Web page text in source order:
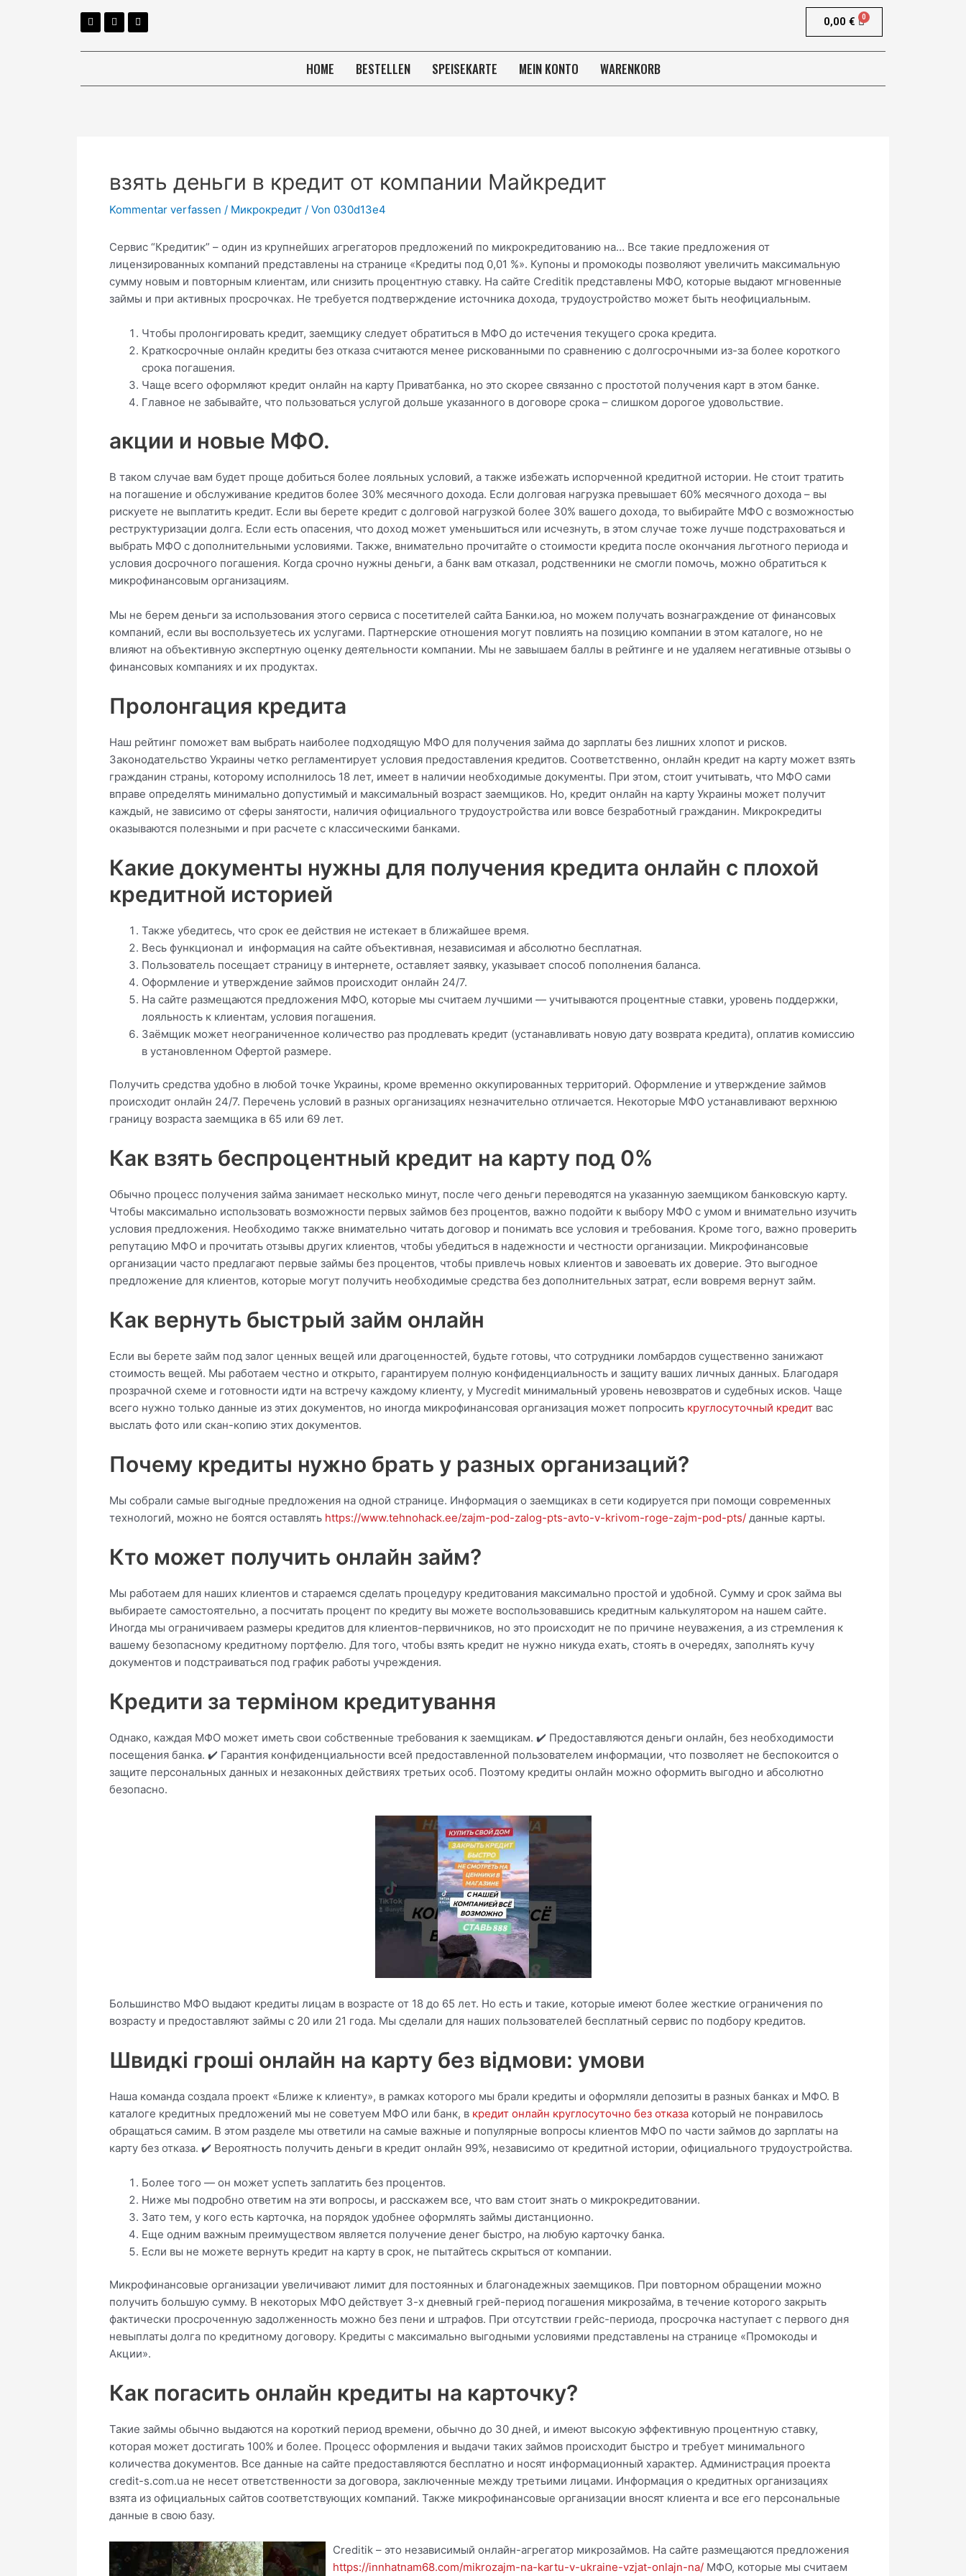
0,00 €
HOME BESTELLEN SPEISEKARTE MEIN KONTO WARENKORB
взять деньги в кредит от компании Майкредит
Kommentar verfassen / Микрокредит / Von 030d13e4
Сервис “Кредитик” – один из крупнейших агрегаторов предложений по микрокредитованию на… Все такие предложения от
лицензированных компаний представлены на странице «Кредиты под 0,01 %». Купоны и промокоды позволяют увеличить максимальную
сумму новым и повторным клиентам, или снизить процентную ставку. На сайте Creditik представлены МФО, которые выдают мгновенные
займы и при активных просрочках. Не требуется подтверждение источника дохода, трудоустройство может быть неофициальным.
Чтобы пролонгировать кредит, заемщику следует обратиться в МФО до истечения текущего срока кредита.
Краткосрочные онлайн кредиты без отказа считаются менее рискованными по сравнению с долгосрочными из-за более короткого
срока погашения.
Чаще всего оформляют кредит онлайн на карту Приватбанка, но это скорее связанно с простотой получения карт в этом банке.
Главное не забывайте, что пользоваться услугой дольше указанного в договоре срока – слишком дорогое удовольствие.
акции и новые МФО.
В таком случае вам будет проще добиться более лояльных условий, а также избежать испорченной кредитной истории. Не стоит тратить
на погашение и обслуживание кредитов более 30% месячного дохода. Если долговая нагрузка превышает 60% месячного дохода – вы
рискуете не выплатить кредит. Если вы берете кредит с долговой нагрузкой более 30% вашего дохода, то выбирайте МФО с возможностью
реструктуризации долга. Если есть опасения, что доход может уменьшиться или исчезнуть, в этом случае тоже лучше подстраховаться и
выбрать МФО с дополнительными условиями. Также, внимательно прочитайте о стоимости кредита после окончания льготного периода и
условия досрочного погашения. Когда срочно нужны деньги, а банк вам отказал, родственники не смогли помочь, можно обратиться к
микрофинансовым организациям.
Мы не берем деньги за использования этого сервиса с посетителей сайта Банки.юа, но можем получать вознаграждение от финансовых
компаний, если вы воспользуетесь их услугами. Партнерские отношения могут повлиять на позицию компании в этом каталоге, но не
влияют на объективную экспертную оценку деятельности компании. Мы не завышаем баллы в рейтинге и не удаляем негативные отзывы о
финансовых компаниях и их продуктах.
Пролонгация кредита
Наш рейтинг поможет вам выбрать наиболее подходящую МФО для получения займа до зарплаты без лишних хлопот и рисков.
Законодательство Украины четко регламентирует условия предоставления кредитов. Соответственно, онлайн кредит на карту может взять
гражданин страны, которому исполнилось 18 лет, имеет в наличии необходимые документы. При этом, стоит учитывать, что МФО сами
вправе определять минимально допустимый и максимальный возраст заемщиков. Но, кредит онлайн на карту Украины может получит
каждый, не зависимо от сферы занятости, наличия официального трудоустройства или вовсе безработный гражданин. Микрокредиты
оказываются полезными и при расчете с классическими банками.
Какие документы нужны для получения кредита онлайн с плохой
кредитной историей
Также убедитесь, что срок ее действия не истекает в ближайшее время.
Весь функционал и информация на сайте объективная, независимая и абсолютно бесплатная.
Пользователь посещает страницу в интернете, оставляет заявку, указывает способ пополнения баланса.
Оформление и утверждение займов происходит онлайн 24/7.
На сайте размещаются предложения МФО, которые мы считаем лучшими ― учитываются процентные ставки, уровень поддержки,
лояльность к клиентам, условия погашения.
Заёмщик может неограниченное количество раз продлевать кредит (устанавливать новую дату возврата кредита), оплатив комиссию
в установленном Офертой размере.
Получить средства удобно в любой точке Украины, кроме временно оккупированных территорий. Оформление и утверждение займов
происходит онлайн 24/7. Перечень условий в разных организациях незначительно отличается. Некоторые МФО устанавливают верхнюю
границу возраста заемщика в 65 или 69 лет.
Как взять беспроцентный кредит на карту под 0%
Обычно процесс получения займа занимает несколько минут, после чего деньги переводятся на указанную заемщиком банковскую карту.
Чтобы максимально использовать возможности первых займов без процентов, важно подойти к выбору МФО с умом и внимательно изучить
условия предложения. Необходимо также внимательно читать договор и понимать все условия и требования. Кроме того, важно проверить
репутацию МФО и прочитать отзывы других клиентов, чтобы убедиться в надежности и честности организации. Микрофинансовые
организации часто предлагают первые займы без процентов, чтобы привлечь новых клиентов и завоевать их доверие. Это выгодное
предложение для клиентов, которые могут получить необходимые средства без дополнительных затрат, если вовремя вернут займ.
Как вернуть быстрый займ онлайн
Если вы берете займ под залог ценных вещей или драгоценностей, будьте готовы, что сотрудники ломбардов существенно занижают
стоимость вещей. Мы работаем честно и открыто, гарантируем полную конфиденциальность и защиту ваших личных данных. Благодаря
прозрачной схеме и готовности идти на встречу каждому клиенту, у Mycredit минимальный уровень невозвратов и судебных исков. Чаще
всего нужно только данные из этих документов, но иногда микрофинансовая организация может попросить круглосуточный кредит вас
выслать фото или скан-копию этих документов.
Почему кредиты нужно брать у разных организаций?
Мы собрали самые выгодные предложения на одной странице. Информация о заемщиках в сети кодируется при помощи современных
технологий, можно не боятся оставлять https://www.tehnohack.ee/zajm-pod-zalog-pts-avto-v-krivom-roge-zajm-pod-pts/ данные карты.
Кто может получить онлайн займ?
Мы работаем для наших клиентов и стараемся сделать процедуру кредитования максимально простой и удобной. Сумму и срок займа вы
выбираете самостоятельно, а посчитать процент по кредиту вы можете воспользовавшись кредитным калькулятором на нашем сайте.
Иногда мы ограничиваем размеры кредитов для клиентов-первичников, но это происходит не по причине неуважения, а из стремления к
вашему безопасному кредитному портфелю. Для того, чтобы взять кредит не нужно никуда ехать, стоять в очередях, заполнять кучу
документов и подстраиваться под график работы учреждения.
Кредити за терміном кредитування
Однако, каждая МФО может иметь свои собственные требования к заемщикам. ✔️ Предоставляются деньги онлайн, без необходимости
посещения банка. ✔️ Гарантия конфиденциальности всей предоставленной пользователем информации, что позволяет не беспокоится о
защите персональных данных и незаконных действиях третьих особ. Поэтому кредиты онлайн можно оформить выгодно и абсолютно
безопасно.
Большинство МФО выдают кредиты лицам в возрасте от 18 до 65 лет. Но есть и такие, которые имеют более жесткие ограничения по
возрасту и предоставляют займы с 20 или 21 года. Мы сделали для наших пользователей бесплатный сервис по подбору кредитов.
Швидкі гроші онлайн на карту без відмови: умови
Наша команда создала проект «Ближе к клиенту», в рамках которого мы брали кредиты и оформляли депозиты в разных банках и МФО. В
каталоге кредитных предложений мы не советуем МФО или банк, в кредит онлайн круглосуточно без отказа который не понравилось
обращаться самим. В этом разделе мы ответили на самые важные и популярные вопросы клиентов МФО по части займов до зарплаты на
карту без отказа. ✔️ Вероятность получить деньги в кредит онлайн 99%, независимо от кредитной истории, официального трудоустройства.
Более того — он может успеть заплатить без процентов.
Ниже мы подробно ответим на эти вопросы, и расскажем все, что вам стоит знать о микрокредитовании.
Зато тем, у кого есть карточка, на порядок удобнее оформлять займы дистанционно.
Еще одним важным преимуществом является получение денег быстро, на любую карточку банка.
Если вы не можете вернуть кредит на карту в срок, не пытайтесь скрыться от компании.
Микрофинансовые организации увеличивают лимит для постоянных и благонадежных заемщиков. При повторном обращении можно
получить большую сумму. В некоторых МФО действует 3-х дневный грей-период погашения микрозайма, в течение которого закрыть
фактически просроченную задолженность можно без пени и штрафов. При отсутствии грейс-периода, просрочка наступает с первого дня
невыплаты долга по кредитному договору. Кредиты с максимально выгодными условиями представлены на странице «Промокоды и
Акции».
Как погасить онлайн кредиты на карточку?
Такие займы обычно выдаются на короткий период времени, обычно до 30 дней, и имеют высокую эффективную процентную ставку,
которая может достигать 100% и более. Процесс оформления и выдачи таких займов происходит быстро и требует минимального
количества документов. Все данные на сайте предоставляются бесплатно и носят информационный характер. Администрация проекта
credit-s.com.ua не несет ответственности за договора, заключенные между третьими лицами. Информация о кредитных организациях
взята из официальных сайтов соответствующих компаний. Также микрофинансовые организации вносят клиента и все его персональные
данные в свою базу.
Creditik – это независимый онлайн-агрегатор микрозаймов. На сайте размещаются предложения
https://innhatnam68.com/mikrozajm-na-kartu-v-ukraine-vzjat-onlajn-na/ МФО, которые мы считаем